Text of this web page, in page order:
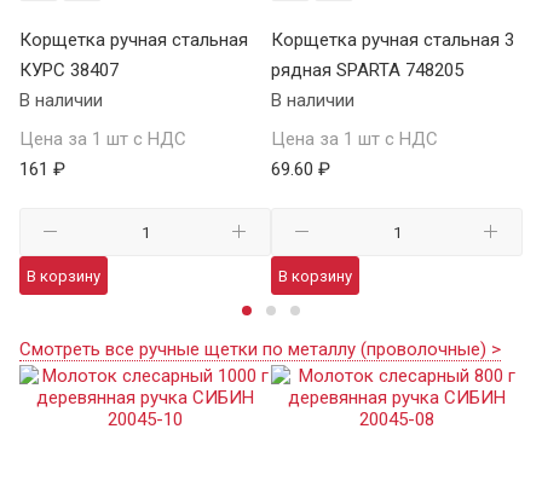
Корщетка ручная стальная
КУРС 38407
В наличии
Цена за 1 шт с НДС
161 ₽
В корзину
Корщетка ручная стальная 3
рядная SPARTA 748205
В наличии
Цена за 1 шт с НДС
69.60 ₽
В корзину
Смотреть все ручные щетки по металлу (проволочные) >